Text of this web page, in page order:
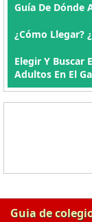
Guía De Dónde
¿Cómo Llegar?
Elegir Y Buscar
Adultos En El
Guia de